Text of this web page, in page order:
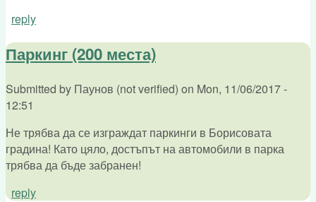
reply
Паркинг (200 места)
Submitted by Паунов (not verified) on Mon, 11/06/2017 -
12:51
Не трябва да се изграждат паркинги в Борисовата
градина! Като цяло, достъпът на автомобили в парка
трябва да бъде забранен!
reply